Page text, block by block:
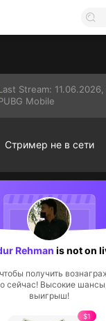
Stream:
Mobile
Стример не в сети
is live!
Legends
6.2k
Стример
LIVE CUSTOM
Rehman is not on
получить
сейчас! Высокие
выигрыш!
$1